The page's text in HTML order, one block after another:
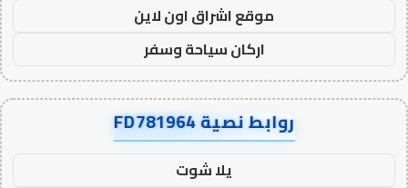
موقع اشراق اون لاين
اركان سياحة وسفر
روابط نصية FD781964
يلا شوت